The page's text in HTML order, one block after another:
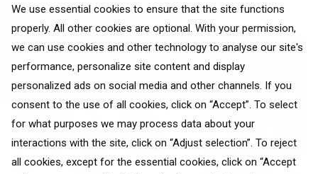
We use essential cookies to ensure that the site functions
properly. All other cookies are optional. With your permission,
we can use cookies and other technology to analyse our site's
performance, personalize site content and display
personalized ads on social media and other channels. If you
consent to the use of all cookies, click on “Accept”. To select
for what purposes we may process data about your
interactions with the site, click on “Adjust selection”. To reject
all cookies, except for the essential cookies, click on “Accept
taip pat puikiai išvystyta dviračių infrastruktūra.